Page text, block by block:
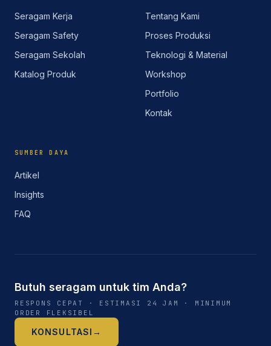
Seragam Kerja
Seragam Safety
Seragam Sekolah
Katalog Produk
Tentang Kami
Proses Produksi
Teknologi & Material
Workshop
Portfolio
Kontak
SUMBER DAYA
Artikel
Insights
FAQ
Butuh seragam untuk tim Anda?
RESPONS CEPAT · ESTIMASI 24 JAM · MINIMUM
ORDER FLEKSIBEL
KONSULTASI →